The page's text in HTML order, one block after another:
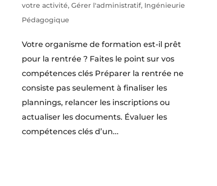
votre activité, Gérer l'administratif, Ingénieurie
Pédagogique
Votre organisme de formation est-il prêt
pour la rentrée ? Faites le point sur vos
compétences clés Préparer la rentrée ne
consiste pas seulement à finaliser les
plannings, relancer les inscriptions ou
actualiser les documents. Évaluer les
compétences clés d’un...